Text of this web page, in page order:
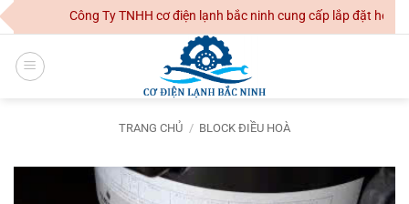
Skip
to
content
Công Ty TNHH cơ điện lạnh bắc ninh cung cấp lắp đặt hệ
TRANG CHỦ / BLOCK ĐIỀU HOÀ